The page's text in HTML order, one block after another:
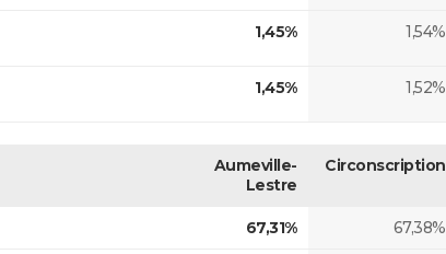
1,45% 1,54%
1,45% 1,52%
Aumeville-
Lestre
Circonscription
67,31% 67,38%